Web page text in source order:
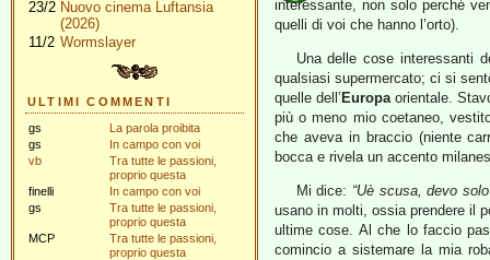
23/2 Nuovo cinema Luftansia
(2026)
11/2 Wormslayer
ULTIMI COMMENTI
gs
La parola proibita
gs
In campo con voi
vb
Tra tutte le passioni,
proprio questa
finelli
In campo con voi
gs
Tra tutte le passioni,
proprio questa
MCP
Tra tutte le passioni,
proprio questa
interessante, non solo perché
quelli di voi che hanno l’orto).
Una delle cose interessanti
qualsiasi supermercato; ci si
quelle dell’ Europaorientale.
più o meno mio coetaneo,
che aveva in braccio (niente
bocca e rivela un accento
Mi dice: “Uè scusa, devo
usano in molti, ossia prendere il
ultime cose. Al che lo faccio
comincio a sistemare la mia